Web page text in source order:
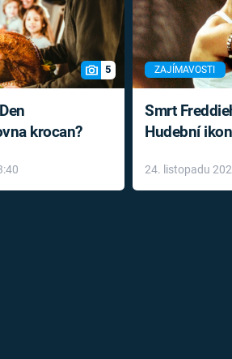
5
krocan?
ZAJÍMAVOSTI
Smrt
Hudební
léky
24. listopadu